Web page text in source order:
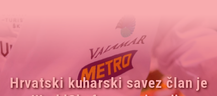
Hrvatski kuharski savez član je